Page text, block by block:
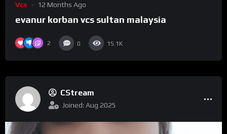
Vcs 12 Months Ago
evanur korban vcs sultan malaysia
2 0 15.1K
CStream
Joined: Aug 2025